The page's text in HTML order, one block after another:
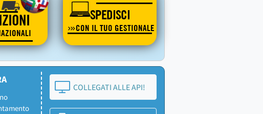
SPEDISCI
CON IL TUO GESTIONALE
COLLEGATI ALLE API!